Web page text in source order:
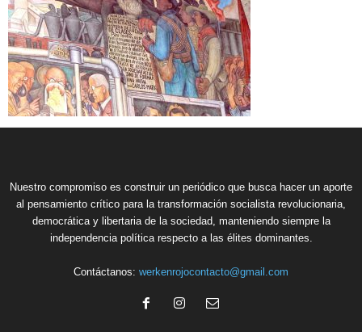
Nuestro compromiso es construir un periódico que busca hacer un aporte
al pensamiento crítico para la transformación socialista revolucionaria,
democrática y libertaria de la sociedad, manteniendo siempre la
independencia política respecto a las élites dominantes.
Contáctanos: werkenrojocontacto@gmail.com